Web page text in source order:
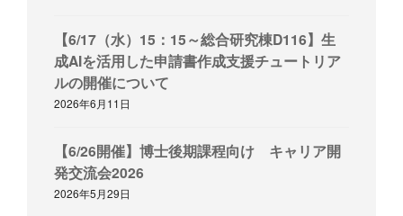
【6/17（水）15：15～総合研究棟D116】生
成AIを活用した申請書作成支援チュートリア
ルの開催について
2026年6月11日
【6/26開催】博士後期課程向け キャリア開
発交流会2026
2026年5月29日